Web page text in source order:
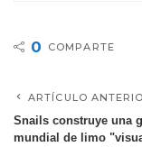
0 COMPARTE
ARTÍCULO
Snails construye una
mundial de limo